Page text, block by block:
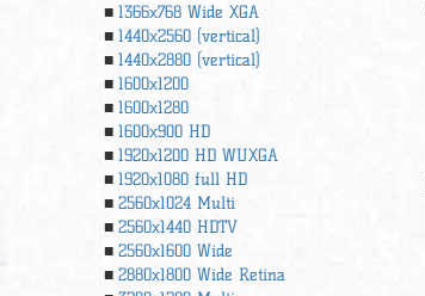
1366х768 Wide XGA
1440x2560 (vertical)
1440x2880 (vertical)
1600x1200
1600x1280
1600x900 HD
1920x1200 HD WUXGA
1920х1080 full HD
2560x1024 Multi
2560x1440 HDTV
2560x1600 Wide
2880x1800 Wide Retina